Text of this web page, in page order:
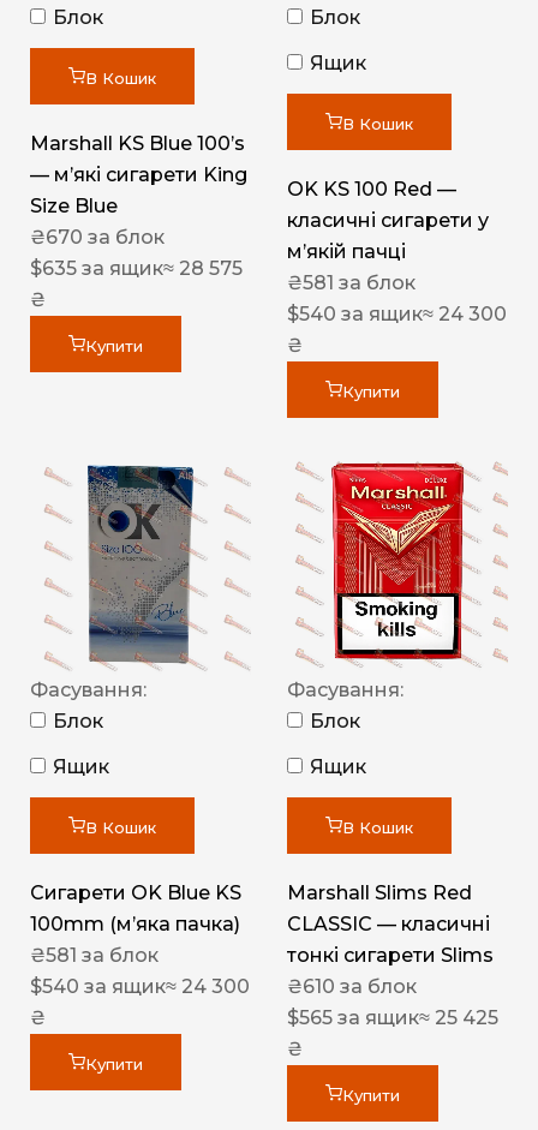
Блок
В Кошик
Marshall KS Blue 100’s
— м’які сигарети King
Size Blue
₴670 за блок
$635 за ящик≈ 28 575
₴
Купити
Блок
Ящик
В Кошик
OK KS 100 Red —
класичні сигарети у
м’якій пачці
₴581 за блок
$540 за ящик≈ 24 300
₴
Купити
Фасування:
Блок
Ящик
В Кошик
Сигарети OK Blue KS
100mm (м’яка пачка)
₴581 за блок
$540 за ящик≈ 24 300
₴
Купити
Фасування:
Блок
Ящик
В Кошик
Marshall Slims Red
CLASSIC — класичні
тонкі сигарети Slims
₴610 за блок
$565 за ящик≈ 25 425
₴
Купити